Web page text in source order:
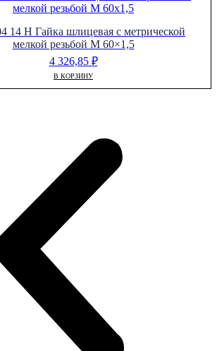
14 H Гайка шлицевая с метрической
мелкой резьбой M 60×1,5
4 326,85 ₽
В КОРЗИНУ